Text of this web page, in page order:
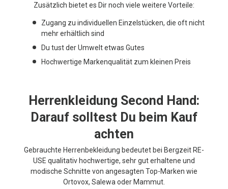
Zusätzlich bietet es Dir noch viele weitere Vorteile:
Zugang zu individuellen Einzelstücken, die oft nicht
mehr erhältlich sind
Du tust der Umwelt etwas Gutes
Hochwertige Markenqualität zum kleinen Preis
Herrenkleidung Second Hand:
Darauf solltest Du beim Kauf
achten
Gebrauchte Herrenbekleidung bedeutet bei Bergzeit RE-
USE qualitativ hochwertige, sehr gut erhaltene und
modische Schnitte von angesagten Top-Marken wie
Ortovox, Salewa oder Mammut.